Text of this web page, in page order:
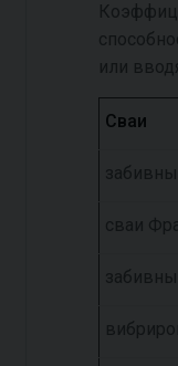
или
Сваи
сваи